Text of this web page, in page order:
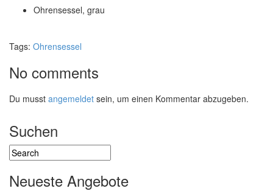
Ohrensessel, grau
Tags: Ohrensessel
No comments
Du musst angemeldet sein, um einen Kommentar abzugeben.
Suchen
Neueste Angebote